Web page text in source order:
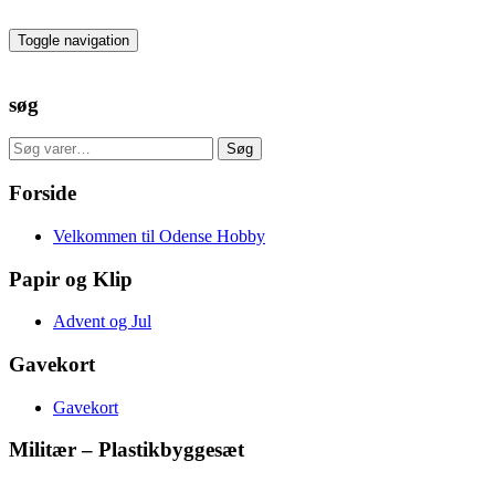
to
the
Toggle navigation
søg
Søg
efter:
Søg
Forside
Velkommen til Odense Hobby
Papir og Klip
Advent og Jul
Gavekort
Gavekort
Militær – Plastikbyggesæt